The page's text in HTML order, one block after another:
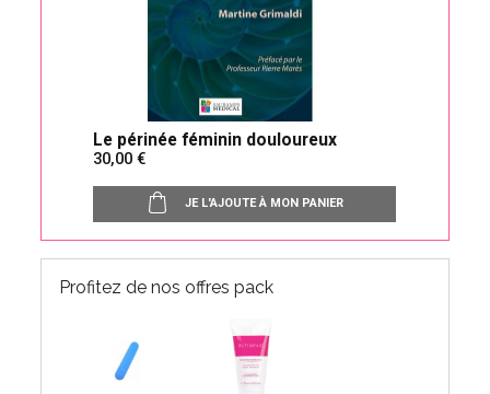
Le périnée féminin douloureux
30,00
JE L'AJOUTE À MON PANIER
Profitez de nos offres pack